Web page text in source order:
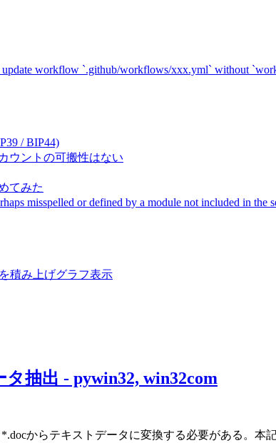
workflow `.github/workflows/xxx.yml` without
/ BIP44)
ウントの可搬性はない
てみた
misspelled or defined by a module not included in the
積み上げグラフ表示
抽出 - pywin32, win32com
からテキストデータに変換する必要がある。本